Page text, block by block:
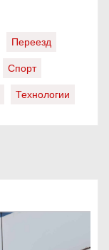
Переезд
Спорт
Технологии